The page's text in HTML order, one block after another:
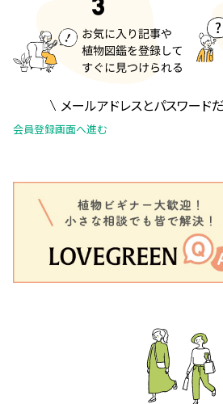
メールアドレスとパスワード
会員登録画面へ進む